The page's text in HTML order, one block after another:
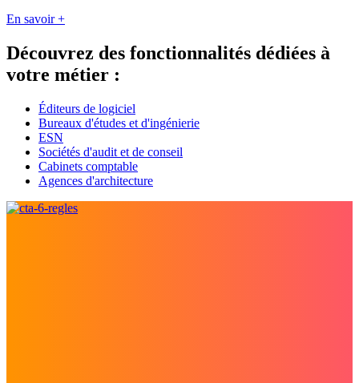
En savoir +
Découvrez des fonctionnalités dédiées à
votre métier :
Éditeurs de logiciel
Bureaux d'études et d'ingénierie
ESN
Sociétés d'audit et de conseil
Cabinets comptable
Agences d'architecture